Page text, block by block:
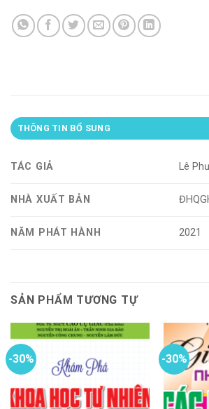
THÔNG TIN BỔ SUNG
TÁC GIẢ Lê
NHÀ XUẤT BẢN
NĂM PHÁT HÀNH 2021
SẢN PHẨM TƯƠNG TỰ
-30% -30%